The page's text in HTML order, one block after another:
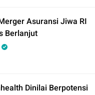
Asuransi Jiwa RI
Berlanjut
Dinilai Berpotensi